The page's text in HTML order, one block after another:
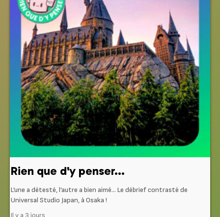
Rien que d'y penser...
L’une a détesté, l’autre a bien aimé… Le débrief contrasté de
Universal Studio Japan, à Osaka !
Il y a 3 jours